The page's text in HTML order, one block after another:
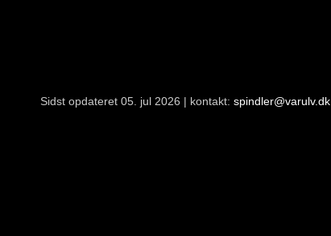
Sidst opdateret 05. jul 2026 | kontakt: spindler@varulv.dk